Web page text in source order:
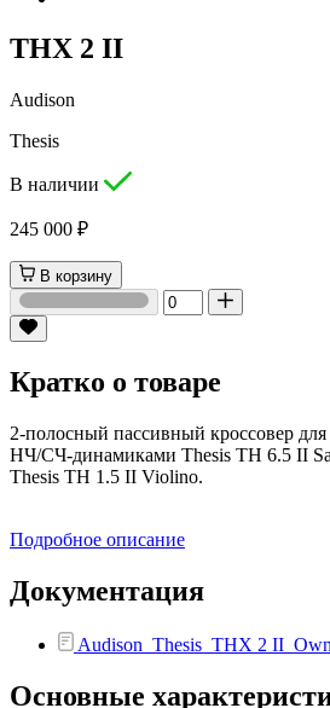
THX 2 II
Audison
Thesis
В наличии
245 000 ₽
В корзину
Кратко о товаре
2-полосный пассивный кроссовер
НЧ/СЧ-динамиками Thesis TH 6.5 II
Thesis TH 1.5 II Violino.
Подробное описание
Документация
Audison_Thesis_THX 2
Основные